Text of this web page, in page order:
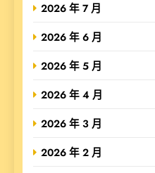
2026 年 7 月
2026 年 6 月
2026 年 5 月
2026 年 4 月
2026 年 3 月
2026 年 2 月